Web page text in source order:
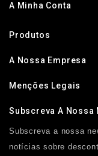
A Minha Conta
Produtos
A Nossa Empresa
Menções Legais
Subscreva A Nossa
Subscreva a nossa
notícias sobre